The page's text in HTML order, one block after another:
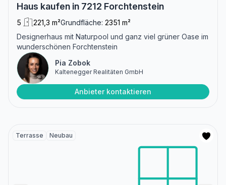
Haus kaufen in 7212 Forchtenstein
5 221,3 m²Grundfläche: 2351 m²
Designerhaus mit Naturpool und ganz viel grüner Oase im
wunderschönen Forchtenstein
Pia Zobok
Kaltenegger Realitäten GmbH
Anbieter kontaktieren
Terrasse Neubau